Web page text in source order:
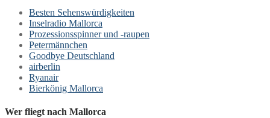
Besten Sehenswürdigkeiten
Inselradio Mallorca
Prozessionsspinner und -raupen
Petermännchen
Goodbye Deutschland
airberlin
Ryanair
Bierkönig Mallorca
Wer fliegt nach Mallorca